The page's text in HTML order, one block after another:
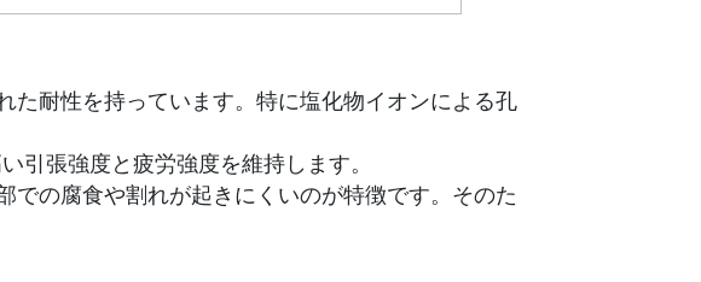
耐性を持っています。特に塩化物イオンによる孔
張強度と疲労強度を維持します。
の腐食や割れが起きにくいのが特徴です。そのた